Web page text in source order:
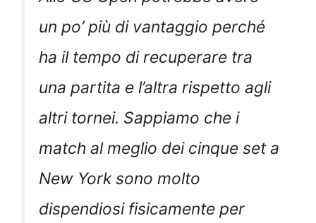
un po’ più di vantaggio perché
ha il tempo di recuperare tra
una partita e l’altra rispetto agli
altri tornei. Sappiamo che i
match al meglio dei cinque set a
New York sono molto
dispendiosi fisicamente per